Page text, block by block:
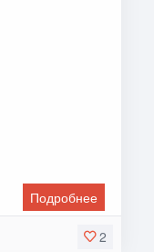
Подробнее
2